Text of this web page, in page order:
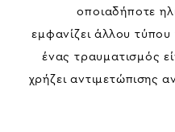
οποιαδήποτε
εμφανίζει άλλου
ένας τραυματισμός
χρήζει αντιμετώπισης